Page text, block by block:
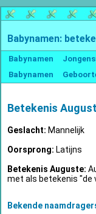
Babynamen:
Babynamen
Babynamen
Betekenis
Geslacht: Mannelijk
Oorsprong: Latijns
Betekenis Auguste:
met als betekenis "de
Bekende